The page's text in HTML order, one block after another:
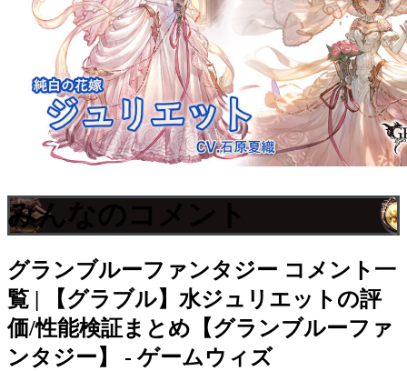
みんなのコメント
グランブルーファンタジー コメント一
覧 | 【グラブル】水ジュリエットの評
価/性能検証まとめ【グランブルーファ
ンタジー】 - ゲームウィズ